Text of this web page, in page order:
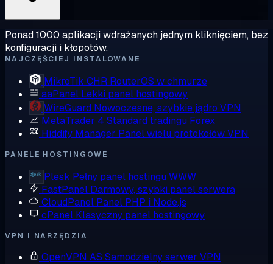
Ponad 1000 aplikacji wdrażanych jednym kliknięciem, bez
konfiguracji i kłopotów.
NAJCZĘŚCIEJ INSTALOWANE
MikroTik CHR RouterOS w chmurze
aaPanel Lekki panel hostingowy
WireGuard Nowoczesne, szybkie jądro VPN
MetaTrader 4 Standard tradingu Forex
Hiddify Manager Panel wielu protokołów VPN
PANELE HOSTINGOWE
Plesk Pełny panel hostingu WWW
FastPanel Darmowy, szybki panel serwera
CloudPanel Panel PHP i Node.js
cPanel Klasyczny panel hostingowy
VPN I NARZĘDZIA
OpenVPN AS Samodzielny serwer VPN